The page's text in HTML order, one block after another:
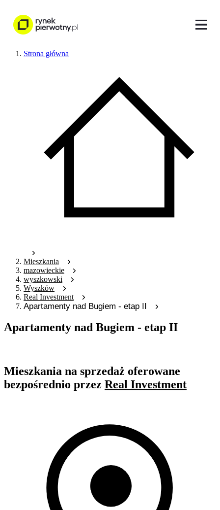
Strona główna
Mieszkania
mazowieckie
wyszkowski
Wyszków
Real Investment
Apartamenty nad Bugiem - etap II
Apartamenty nad Bugiem - etap II
Mieszkania na sprzedaż oferowane
bezpośrednio przez Real Investment